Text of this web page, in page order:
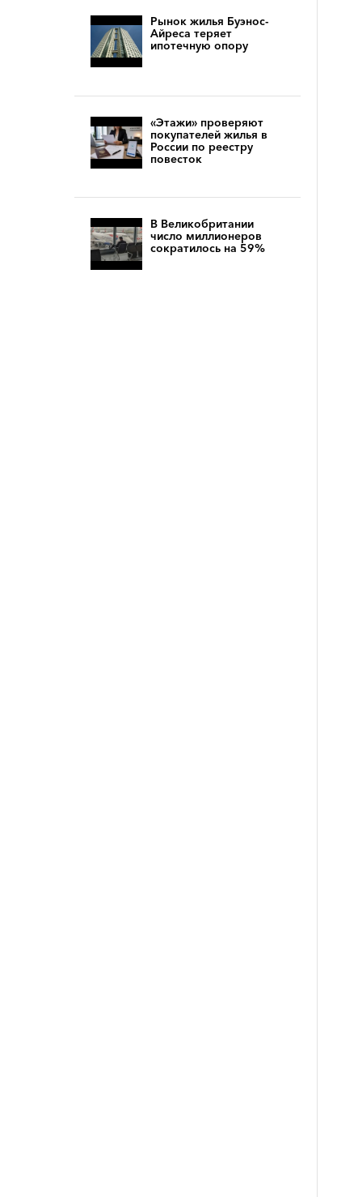
Рынок жилья Буэнос-
Айреса теряет
ипотечную опору
«Этажи» проверяют
покупателей жилья в
России по реестру
повесток
В Великобритании
число миллионеров
сократилось на 59%